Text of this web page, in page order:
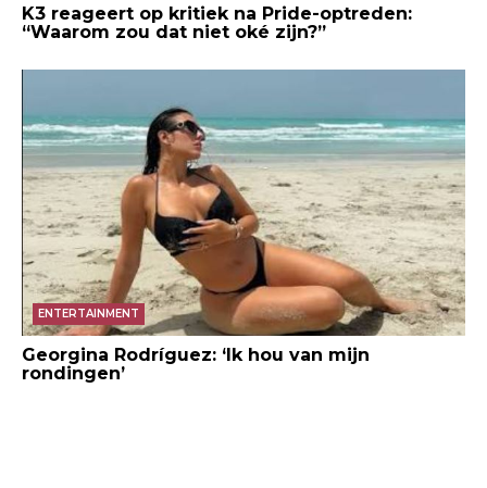
K3 reageert op kritiek na Pride-optreden:
“Waarom zou dat niet oké zijn?”
ENTERTAINMENT
Georgina Rodríguez: ‘Ik hou van mijn
rondingen’